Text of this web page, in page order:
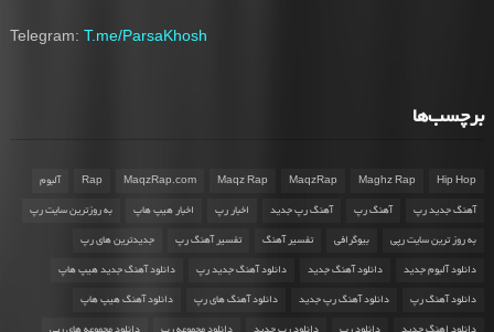
Telegram: T.me/ParsaKhosh
برچسب‌ها
Hip Hop
Maghz Rap
MaqzRap
Maqz Rap
MaqzRap.com
Rap آلبوم
آهنگ جدید رپ آهنگ رپ آهنگ رپ جدید اخبار رپ اخبار هیپ هاپ به روزترین سایت رپ
به روز ترین سایت رپی بیوگرافی تفسیر آهنگ تفسیر آهنگ رپ جدیدترین های رپ
دانلود آلبوم جدید دانلود آهنگ جدید دانلود آهنگ جدید رپ دانلود آهنگ جدید هیپ هاپ
دانلود آهنگ رپ دانلود آهنگ رپ جدید دانلود آهنگ های رپ دانلود آهنگ هیپ هاپ